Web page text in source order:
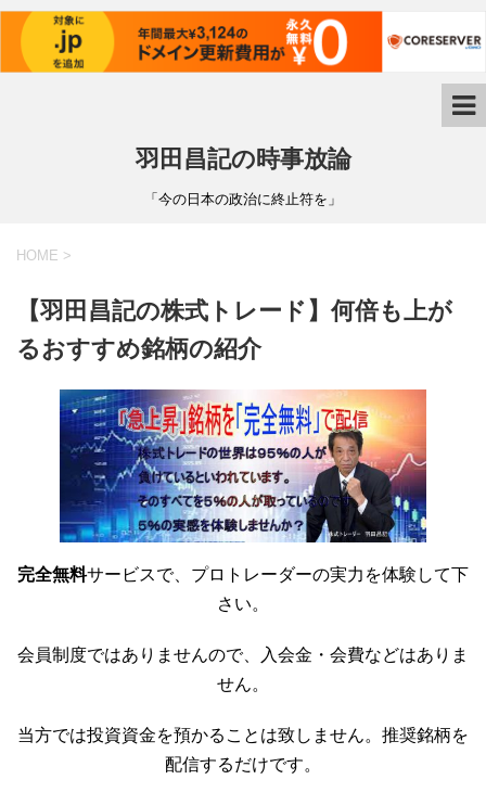
羽田昌記の時事放論
「今の日本の政治に終止符を」
HOME >
【羽田昌記の株式トレード】何倍も上が
るおすすめ銘柄の紹介
完全無料サービスで、プロトレーダーの実力を体験して下
さい。
会員制度ではありませんので、入会金・会費などはありま
せん。
当方では投資資金を預かることは致しません。推奨銘柄を
配信するだけです。